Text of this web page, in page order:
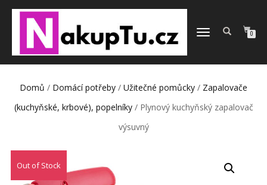
PŘEPNOUT
0
Domů / Domácí potřeby / Užitečné pomůcky / Zapalovače
(kuchyňské, krbové), popelníky/ Plynový kuchyňský zapalovač
výsuvný
Out of Stock